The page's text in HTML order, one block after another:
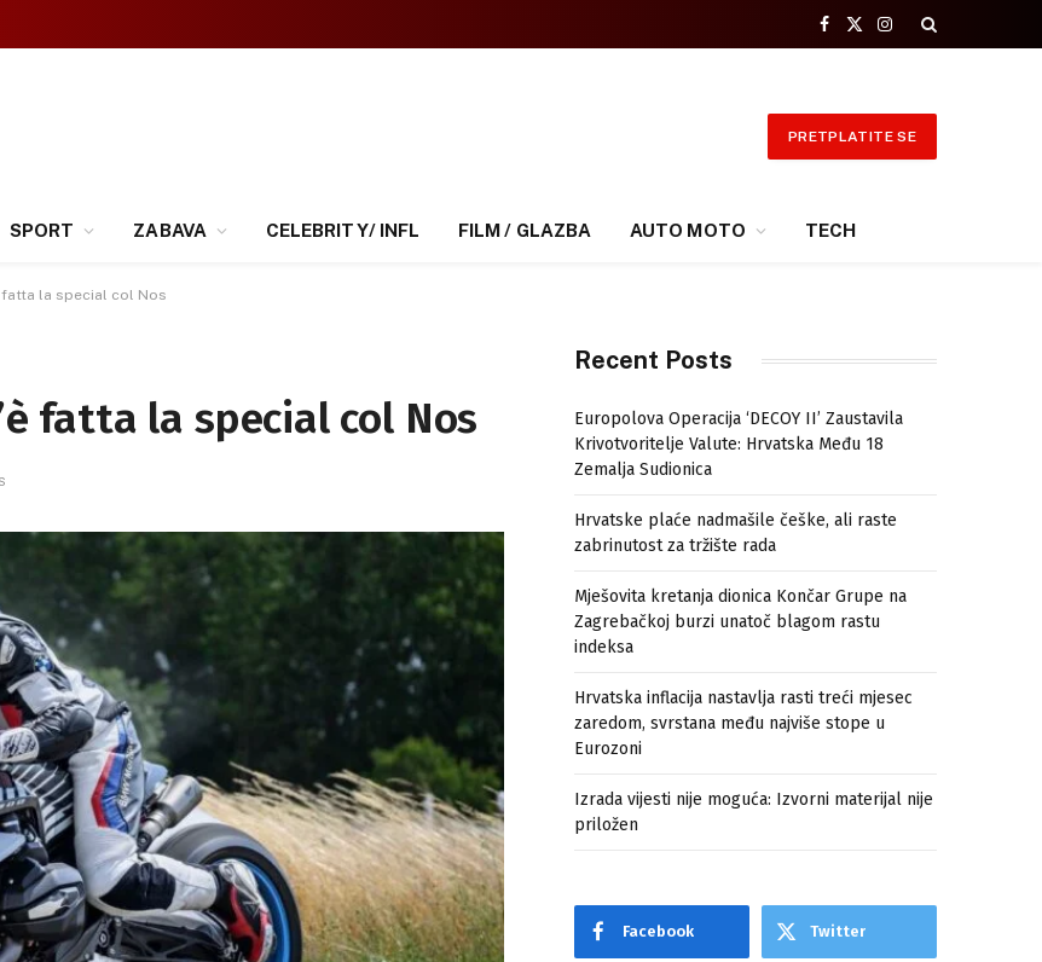
Facebook
X
Instagram
PRETPLATITE SE
SPORT ZABAVA CELEBRITY/ INFL FILM / GLAZBA AUTO MOTO TECH
fatta la special col Nos
fatta la special col Nos
Recent Posts
Europolova Operacija ‘DECOY II’ Zaustavila
Krivotvoritelje Valute: Hrvatska Među 18
Zemalja Sudionica
Hrvatske plaće nadmašile češke, ali raste
zabrinutost za tržište rada
Mješovita kretanja dionica Končar Grupe na
Zagrebačkoj burzi unatoč blagom rastu
indeksa
Hrvatska inflacija nastavlja rasti treći mjesec
zaredom, svrstana među najviše stope u
Eurozoni
Izrada vijesti nije moguća: Izvorni materijal nije
priložen
Facebook Twitter